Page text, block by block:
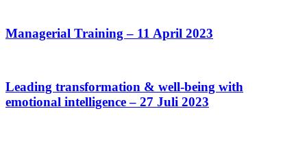
Managerial Training – 11 April 2023
Leading transformation & well-being with
emotional intelligence – 27 Juli 2023